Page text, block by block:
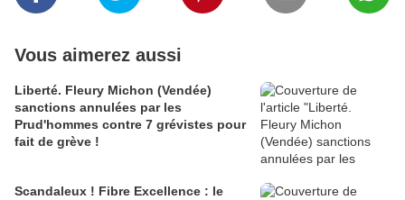
Vous aimerez aussi
Liberté. Fleury Michon (Vendée)
sanctions annulées par les
Prud'hommes contre 7 grévistes pour
fait de grève !
Scandaleux ! Fibre Excellence : le